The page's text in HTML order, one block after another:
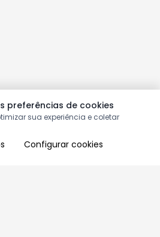
preferências de cookies
sua experiência e coletar
Configurar cookies